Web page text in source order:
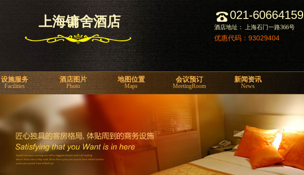
上海镛舍酒店 021-60664159
酒店地址： 上海石门一路366号
优惠代码：93029404
设施服务
Facilities
酒店图片
Photo
地图位置
Maps
会议预订
MeetingRoom
新闻资讯
News